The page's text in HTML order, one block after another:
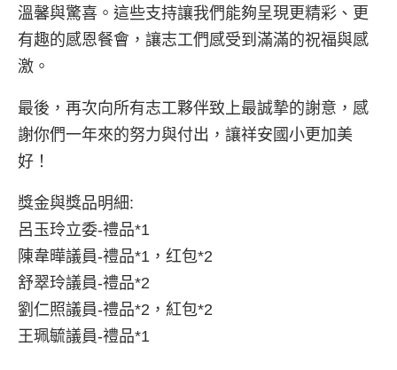
溫馨與驚喜。這些支持讓我們能夠呈現更精彩、更
有趣的感恩餐會，讓志工們感受到滿滿的祝福與感
激。
最後，再次向所有志工夥伴致上最誠摯的謝意，感
謝你們一年來的努力與付出，讓祥安國小更加美
好！
獎金與獎品明細:
呂玉玲立委-禮品*1
陳韋曄議員-禮品*1，红包*2
舒翠玲議員-禮品*2
劉仁照議員-禮品*2，紅包*2
王珮毓議員-禮品*1